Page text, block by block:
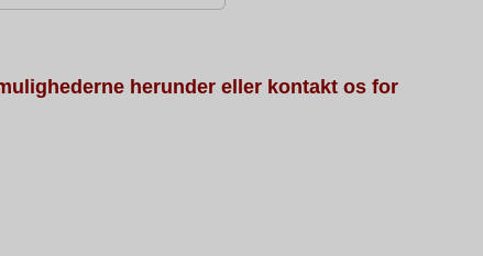
herunder eller kontakt os for